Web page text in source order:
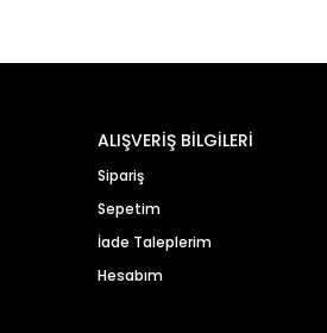
ALIŞVERİŞ BİLGİLERİ
Sipariş
Sepetim
İade Taleplerim
Hesabım